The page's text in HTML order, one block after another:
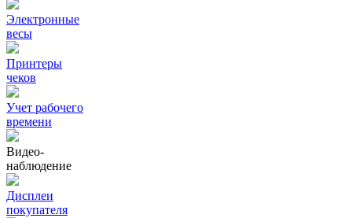
Электронные
весы
Принтеры
чеков
Учет рабочего
времени
Видео‑
наблюдение
Дисплеи
покупателя